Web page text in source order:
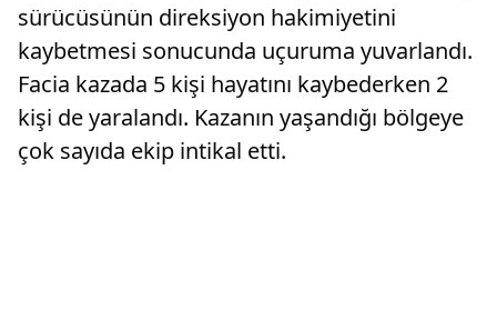
sürücüsünün direksiyon hakimiyetini
kaybetmesi sonucunda uçuruma yuvarlandı.
Facia kazada 5 kişi hayatını kaybederken 2
kişi de yaralandı. Kazanın yaşandığı bölgeye
çok sayıda ekip intikal etti.